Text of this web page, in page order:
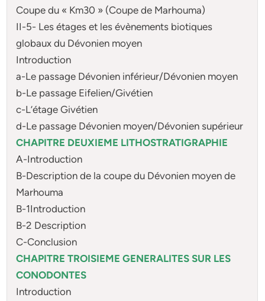
Coupe du « Km30 » (Coupe de Marhouma)
II-5- Les étages et les évènements biotiques
globaux du Dévonien moyen
Introduction
a-Le passage Dévonien inférieur/Dévonien moyen
b-Le passage Eifelien/Givétien
c-L’étage Givétien
d-Le passage Dévonien moyen/Dévonien supérieur
CHAPITRE DEUXIEME LITHOSTRATIGRAPHIE
A-Introduction
B-Description de la coupe du Dévonien moyen de
Marhouma
B-1Introduction
B-2 Description
C-Conclusion
CHAPITRE TROISIEME GENERALITES SUR LES
CONODONTES
Introduction